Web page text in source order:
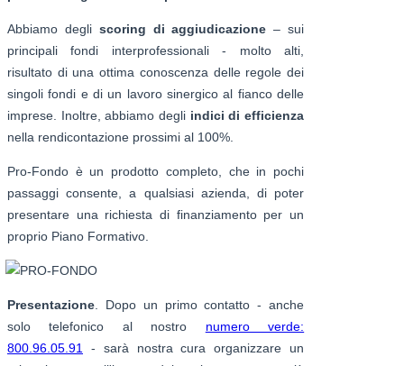
Abbiamo degli scoring di aggiudicazione – sui
principali fondi interprofessionali - molto alti,
risultato di una ottima conoscenza delle regole dei
singoli fondi e di un lavoro sinergico al fianco delle
imprese. Inoltre, abbiamo degli indici di efficienza
nella rendicontazione prossimi al 100%.
Pro-Fondo è un prodotto completo, che in pochi
passaggi consente, a qualsiasi azienda, di poter
presentare una richiesta di finanziamento per un
proprio Piano Formativo.
Presentazione . Dopo un primo contatto - anche
solo telefonico al nostro numero verde:
800.96.05.91
- sarà nostra cura organizzare un